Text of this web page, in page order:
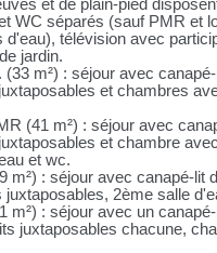
et de plain-pied
WC séparés (sauf PMR et
d'eau), télévision avec
jardin.
m²) : séjour avec
et chambres
(41 m²) : séjour avec
et chambre
et wc.
m²) : séjour avec canapé-lit
2ème salle
m²) : séjour avec un
juxtaposables chacune,